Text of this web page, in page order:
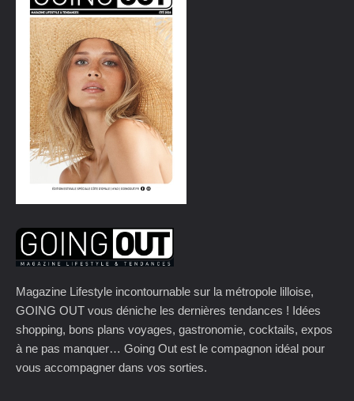
Magazine Lifestyle incontournable sur la métropole lilloise,
GOING OUT vous déniche les dernières tendances ! Idées
shopping, bons plans voyages, gastronomie, cocktails, expos
à ne pas manquer… Going Out est le compagnon idéal pour
vous accompagner dans vos sorties.